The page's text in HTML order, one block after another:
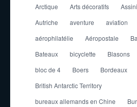
Arctique
Arts décoratifs
Autriche
aventure aviation
aérophilatélie
Aéropostale
Bateaux
bicyclette Blasons
bloc de 4
Boers Bordeaux
British Antarctic Territory
bureaux allemands en Chine